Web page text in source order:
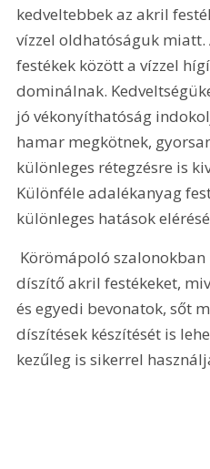
kedveltebbek az akril
vízzel oldhatóságuk
festékek között a vízzel
dominálnak.
jó vékonyíthatóság
hamar megkötnek,
különleges rétegzésre is
Különféle adalékanyag
különleges hatások
díszítő akril festékeket,
és egyedi bevonatok, sőt
díszítések készítését is
kezűleg is sikerrel